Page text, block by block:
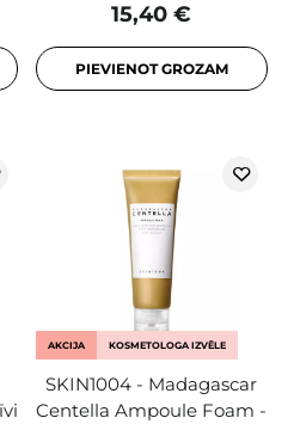
15,40 €
PIEVIENOT GROZAM
AKCIJA KOSMETOLOGA IZVĒLE
SKIN1004 - Madagascar
Centella Ampoule Foam -